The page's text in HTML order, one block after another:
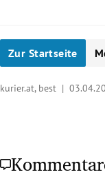
Zur Startseite
kurier.at, best |